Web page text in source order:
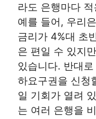
라도 은행마다
예를 들어, 우리
금리가 4%대 초
은 편일 수 있지
있습니다. 반대
하요구권을 신청
일 기회가 열려
는 여러 은행을